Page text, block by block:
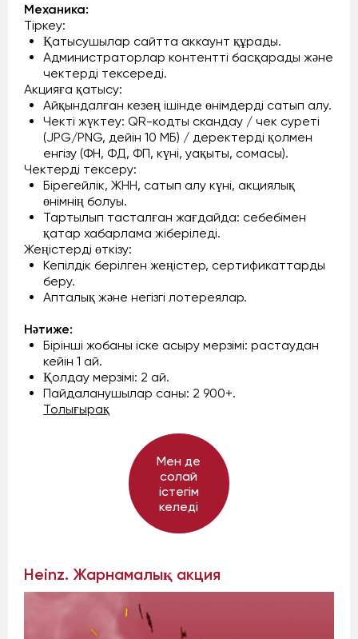
Механика:
Тіркеу:
Қатысушылар сайтта аккаунт құрады.
Администраторлар контентті басқарады және
чектерді тексереді.
Акцияға қатысу:
Айқындалған кезең ішінде өнімдерді сатып алу.
Чекті жүктеу: QR-кодты скандау / чек суреті
(JPG/PNG, дейін 10 МБ) / деректерді қолмен
енгізу (ФН, ФД, ФП, күні, уақыты, сомасы).
Чектерді тексеру:
Бірегейлік, ЖНН, сатып алу күні, акциялық
өнімнің болуы.
Тартылып тасталған жағдайда: себебімен
қатар хабарлама жіберіледі.
Жеңістерді өткізу:
Кепілдік берілген жеңістер, сертификаттарды
беру.
Апталық және негізгі лотереялар.
Нәтиже:
Бірінші жобаны іске асыру мерзімі: растаудан
кейін 1 ай.
Қолдау мерзімі: 2 ай.
Пайдаланушылар саны: 2 900+.
Толығырақ
Мен де
солай
істегім
келеді
Heinz. Жарнамалық акция